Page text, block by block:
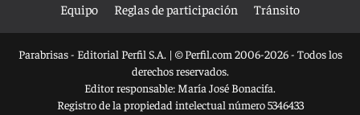
Equipo
Reglas de participación Tránsito
Parabrisas - Editorial Perfil S.A. | © Perfil.com 2006-2026 - Todos los
derechos reservados.
Editor responsable: María José Bonacifa.
Registro de la propiedad intelectual número 5346433